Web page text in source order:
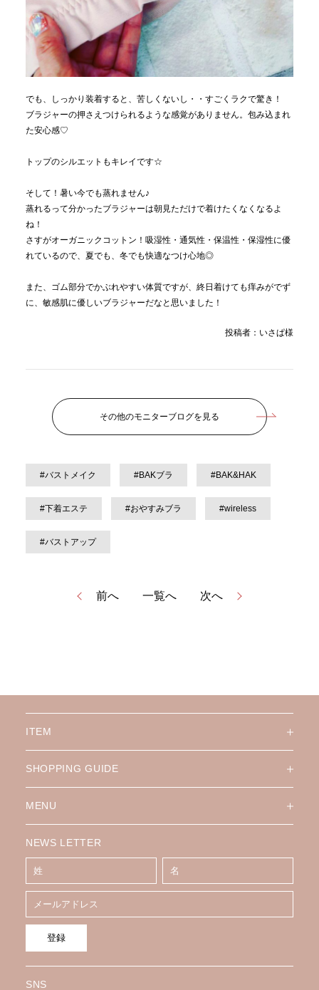
でも、しっかり装着すると、苦しくないし・・すごくラクで驚き！
ブラジャーの押さえつけられるような感覚がありません。包み込まれ
た安心感♡
トップのシルエットもキレイです☆
そして！暑い今でも蒸れません♪
蒸れるって分かったブラジャーは朝見ただけで着けたくなくなるよ
ね！
さすがオーガニックコットン！吸湿性・通気性・保温性・保湿性に優
れているので、夏でも、冬でも快適なつけ心地◎
また、ゴム部分でかぶれやすい体質ですが、終日着けても痒みがでず
に、敏感肌に優しいブラジャーだなと思いました！
投稿者：いさぱ様
その他のモニターブログを見る
#バストメイク #BAKブラ #BAK&HAK
#下着エステ #おやすみブラ #wireless
#バストアップ
前へ 一覧へ 次へ
ITEM
SHOPPING GUIDE
MENU
NEWS LETTER
登録
SNS